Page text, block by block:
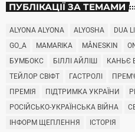
ПУБЛІКАЦІЇ ЗА ТЕМАМИ
ALYONA ALYONA ALYOSHA DUA
GO_A
MAMARIKA MÅNESKIN
БУМБОКС
БІЛЛІ АЙЛІШ КАНЬЄ
ТЕЙЛОР СВІФТ
ГАСТРОЛІ
ПРЕМІЯ
ПІДТРИМКА УКРАЇНИ
РОСІЙСЬКО-УКРАЇНСЬКА ВІЙНА
ІНФОРМ ЩЕПЛЕННЯ
ІСТОРІЯ